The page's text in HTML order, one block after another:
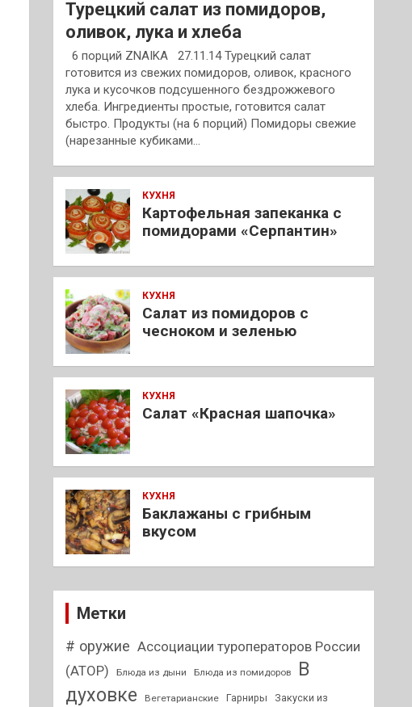
Турецкий салат из помидоров,
оливок, лука и хлеба
6 порций ZNAIKA 27.11.14 Турецкий салат
готовится из свежих помидоров, оливок, красного
лука и кусочков подсушенного бездрожжевого
хлеба. Ингредиенты простые, готовится салат
быстро. Продукты (на 6 порций) Помидоры свежие
(нарезанные кубиками…
КУХНЯ
Картофельная запеканка с
помидорами «Серпантин»
КУХНЯ
Салат из помидоров с
чесноком и зеленью
КУХНЯ
Салат «Красная шапочка»
КУХНЯ
Баклажаны с грибным
вкусом
Метки
# оружие Ассоциации туроператоров России
(АТОР)
Блюда из дыни Блюда из помидоров
В
духовке
Вегетарианские Гарниры
Закуски из